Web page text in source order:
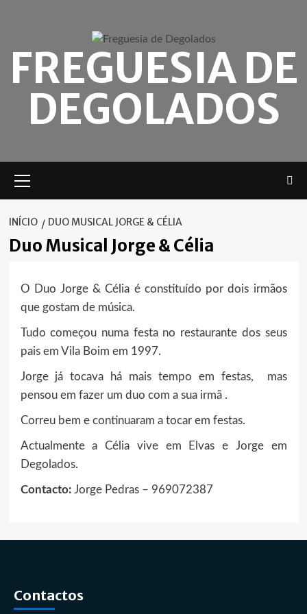
FREGUESIA DE
DEGOLADOS
principal
INÍCIO DUO MUSICAL JORGE & CÉLIA
Duo Musical Jorge & Célia
O Duo Jorge & Célia é constituído por dois irmãos
que gostam de música.
Tudo começou numa festa no restaurante dos seus
pais em Vila Boim em 1997.
Jorge já tocava há mais tempo em festas, mas
pensou em fazer um duo com a sua irmã .
Correu bem e continuaram a tocar em festas.
Actualmente a Célia vive em Elvas e Jorge em
Degolados.
Contacto: Jorge Pedras – 969072387
Contactos